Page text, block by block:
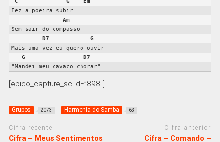
Fez a poeira subir
Am
Sem sair do compasso
D7
G
Mais uma vez eu quero ouvir
G
D7
"Mandei meu cavaco chorar"
[epico_capture_sc id=”898″]
Grupos 2073 Harmonia do Samba 63
Cifra recente
Cifra – Meus Sentimentos
Cifra anterior
Cifra – Comando –